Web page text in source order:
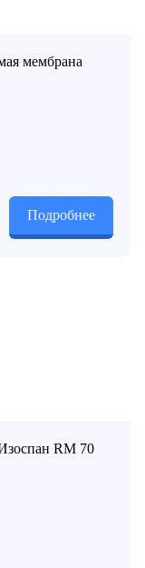
мембрана
Подробнее
RМ 70